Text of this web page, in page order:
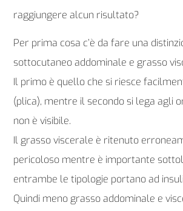
raggiungere alcun risultato?
Per prima cosa c’è da fare una
sottocutaneo addominale e grasso
Il primo è quello che si riesce
(plica), mentre il secondo si lega agli
non è visibile.
Il grasso viscerale è ritenuto
pericoloso mentre è importante
entrambe le tipologie portano ad
Quindi meno grasso addominale e